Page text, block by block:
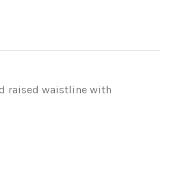
raised waistline with